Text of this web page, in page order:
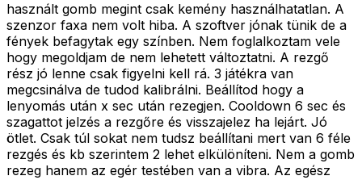
használt gomb megint csak kemény használhatatlan. A
szenzor faxa nem volt hiba. A szoftver jónak tünik de a
fények befagytak egy színben. Nem foglalkoztam vele
hogy megoldjam de nem lehetett változtatni. A rezgő
rész jó lenne csak figyelni kell rá. 3 játékra van
megcsinálva de tudod kalibrálni. Beállítod hogy a
lenyomás után x sec után rezegjen. Cooldown 6 sec és
szagattot jelzés a rezgőre és visszajelez ha lejárt. Jó
ötlet. Csak túl sokat nem tudsz beállítani mert van 6 féle
rezgés és kb szerintem 2 lehet elkülöníteni. Nem a gomb
rezeg hanem az egér testében van a vibra. Az egész